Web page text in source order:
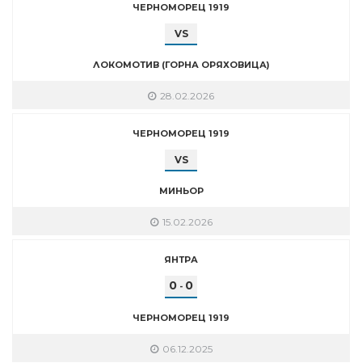
ЧЕРНОМОРЕЦ 1919
VS
ЛОКОМОТИВ (ГОРНА ОРЯХОВИЦА)
28.02.2026
ЧЕРНОМОРЕЦ 1919
VS
МИНЬОР
15.02.2026
ЯНТРА
0 - 0
ЧЕРНОМОРЕЦ 1919
06.12.2025